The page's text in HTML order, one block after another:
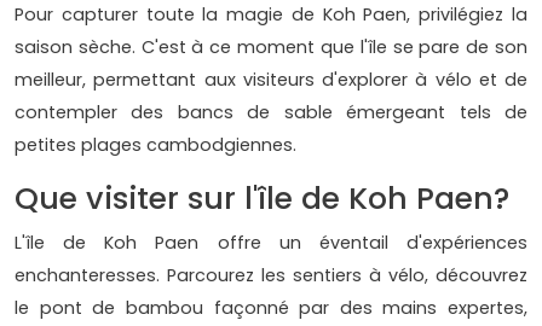
Pour capturer toute la magie de Koh Paen, privilégiez la
saison sèche. C'est à ce moment que l'île se pare de son
meilleur, permettant aux visiteurs d'explorer à vélo et de
contempler des bancs de sable émergeant tels de
petites plages cambodgiennes.
Que visiter sur l'île de Koh Paen?
L'île de Koh Paen offre un éventail d'expériences
enchanteresses. Parcourez les sentiers à vélo, découvrez
le pont de bambou façonné par des mains expertes,